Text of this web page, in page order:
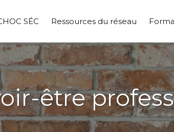
SÉC Ressources du réseau
être